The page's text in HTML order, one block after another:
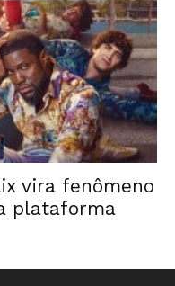
vira fenômeno
plataforma